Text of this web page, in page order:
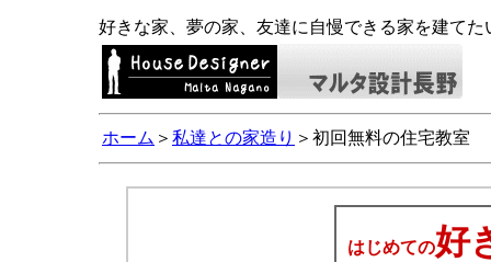
好きな家、夢の家、友達に自慢できる家を建て
ホーム ＞ 私達との家造り ＞初回無料の住宅教室
はじめての好